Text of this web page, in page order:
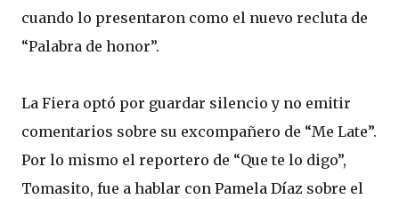
cuando lo presentaron como el nuevo recluta de
“Palabra de honor”.
La Fiera optó por guardar silencio y no emitir
comentarios sobre su excompañero de “Me Late”.
Por lo mismo el reportero de “Que te lo digo”,
Tomasito, fue a hablar con Pamela Díaz sobre el